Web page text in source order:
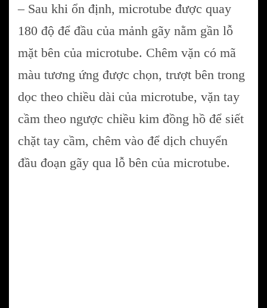
– Sau khi ổn định, microtube được quay
180 độ để đầu của mảnh gãy nằm gần lỗ
mặt bên của microtube. Chêm vặn có mã
màu tương ứng được chọn, trượt bên trong
dọc theo chiều dài của microtube, vặn tay
cầm theo ngược chiều kim đồng hồ để siết
chặt tay cầm, chêm vào để dịch chuyển
đầu đoạn gãy qua lỗ bên của microtube.